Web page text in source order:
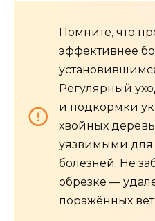
Помните, что
эффективнее
Регулярный
и подкормки
хвойных
уязвимыми для
болезней. Не
обрезке —
поражённых